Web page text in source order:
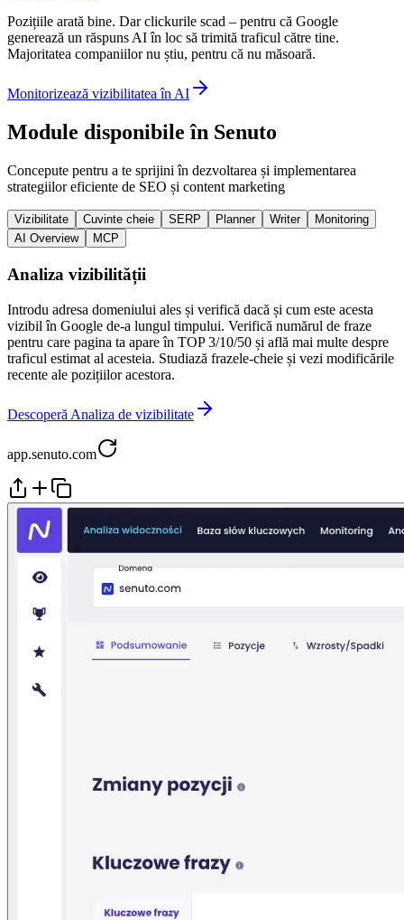
Pozițiile arată bine. Dar clickurile scad – pentru că Google
generează un răspuns AI în loc să trimită traficul către tine.
Majoritatea companiilor nu știu, pentru că nu măsoară.
Monitorizează vizibilitatea în AI
Module disponibile în Senuto
Concepute pentru a te sprijini în dezvoltarea și implementarea
strategiilor eficiente de SEO și content marketing
Vizibilitate Cuvinte cheie SERP Planner Writer
Monitoring
AI Overview
MCP
Analiza vizibilității
Introdu adresa domeniului ales și verifică dacă și cum este acesta
vizibil în Google de-a lungul timpului. Verifică numărul de fraze
pentru care pagina ta apare în TOP 3/10/50 și află mai multe despre
traficul estimat al acesteia. Studiază frazele-cheie și vezi modificările
recente ale pozițiilor acestora.
Descoperă Analiza de vizibilitate
app.senuto.com